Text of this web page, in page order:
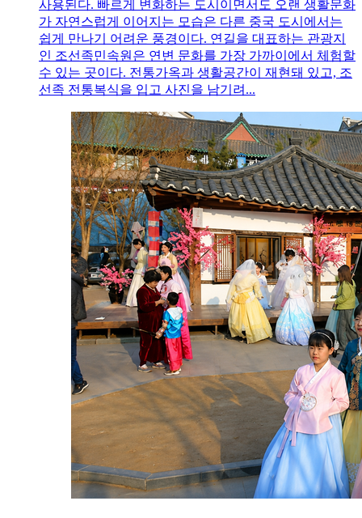
사용된다. 빠르게 변화하는 도시이면서도 오랜 생활문화
가 자연스럽게 이어지는 모습은 다른 중국 도시에서는
쉽게 만나기 어려운 풍경이다. 연길을 대표하는 관광지
인 조선족민속원은 연변 문화를 가장 가까이에서 체험할
수 있는 곳이다. 전통가옥과 생활공간이 재현돼 있고, 조
선족 전통복식을 입고 사진을 남기려...